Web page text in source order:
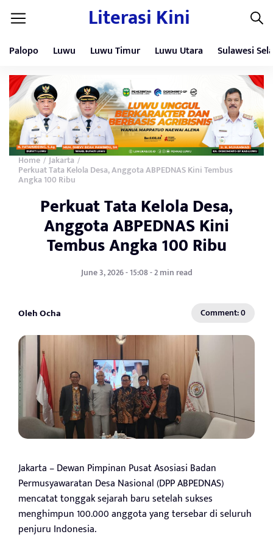
Literasi Kini
Palopo Luwu Luwu Timur Luwu Utara Sulawesi
Home / Jakarta /
Perkuat Tata Kelola Desa, Anggota ABPEDNAS Kini Tembus
Angka 100 Ribu
Perkuat Tata Kelola Desa,
Anggota ABPEDNAS Kini
Tembus Angka 100 Ribu
June 3, 2026 - 15:08 - 2 min read
Oleh Ocha Comment: 0
Jakarta – Dewan Pimpinan Pusat Asosiasi Badan
Permusyawaratan Desa Nasional (DPP ABPEDNAS)
mencatat tonggak sejarah baru setelah sukses
menghimpun 100.000 anggota yang tersebar di seluruh
penjuru Indonesia.